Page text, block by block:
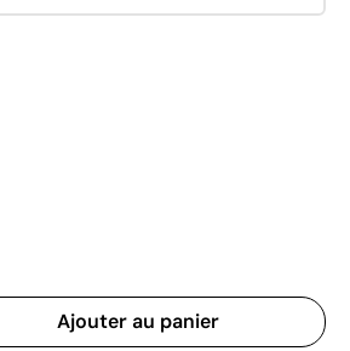
Ajouter au panier